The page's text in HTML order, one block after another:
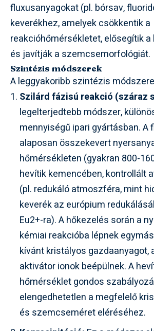
fluxusanyagokat (pl. bórsav,
keverékhez, amelyek csökkentik a
reakcióhőmérsékletet, elősegítik
és javítják a szemcsemorfológiát.
Szintézis módszerek
A leggyakoribb szintézis
Szilárd fázisú reakció (száraz
legelterjedtebb módszer,
mennyiségű ipari gyártásban. A
alaposan összekevert
hőmérsékleten (gyakran 800-
hevítik kemencében, kontrollált
(pl. redukáló atmoszféra, mint
keverék az európium
Eu2+-ra). A hőkezelés során a
kémiai reakcióba lépnek
kívánt kristályos gazdaanyagot,
aktivátor ionok beépülnek. A
hőmérséklet gondos
elengedhetetlen a megfelelő
és szemcseméret eléréséhez.